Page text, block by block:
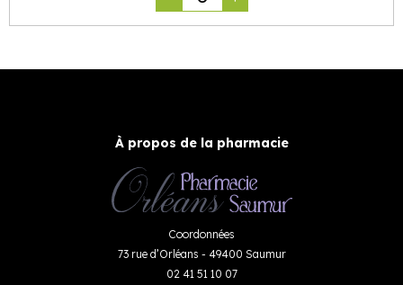
À propos de la pharmacie
Coordonnées
73 rue d’Orléans - 49400 Saumur
02 41 51 10 07